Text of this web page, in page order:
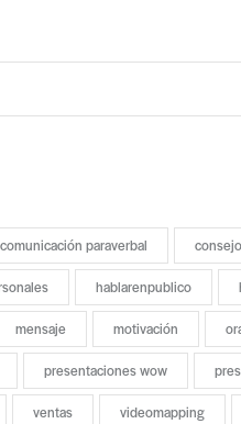
comunicación paraverbal
hablarenpublico
mensaje motivación
presentaciones wow
ventas videomapping